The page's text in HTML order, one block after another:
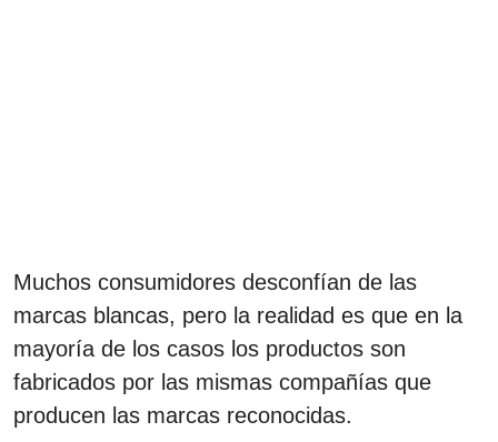
Muchos consumidores desconfían de las
marcas blancas, pero la realidad es que en la
mayoría de los casos los productos son
fabricados por las mismas compañías que
producen las marcas reconocidas.